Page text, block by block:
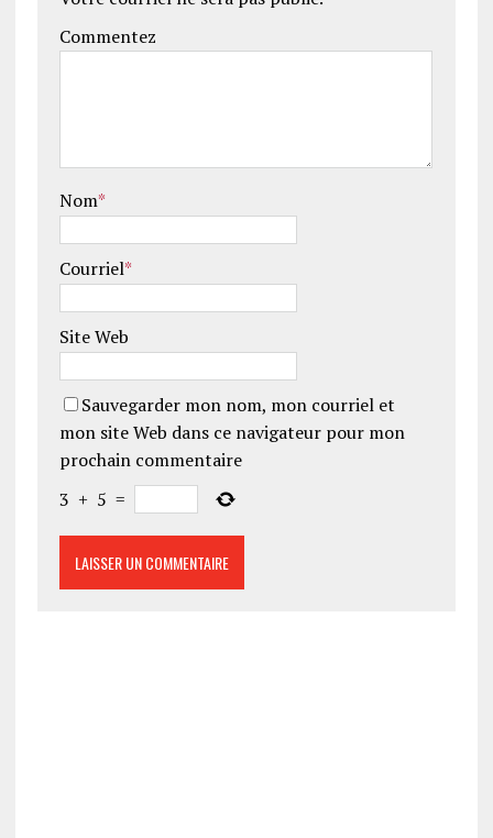
Commentez
Nom*
Courriel*
Site Web
Sauvegarder mon nom, mon courriel et
mon site Web dans ce navigateur pour mon
prochain commentaire
3 + 5 =